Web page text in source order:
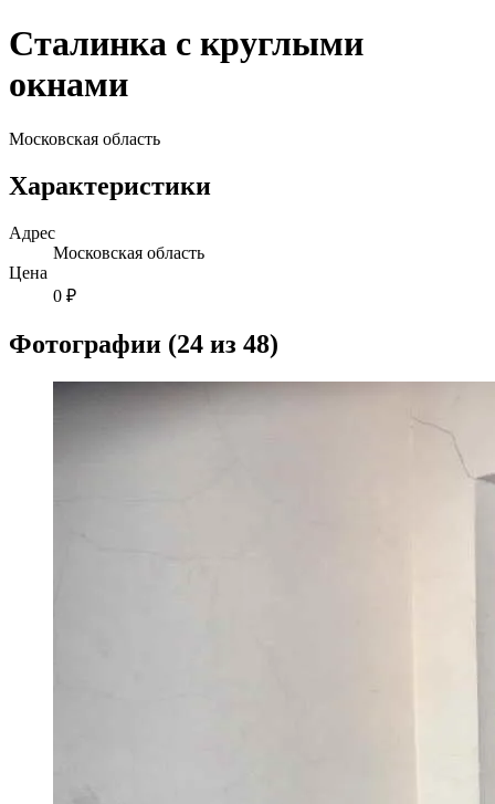
Сталинка с круглыми
окнами
Московская область
Характеристики
Адрес
Московская область
Цена
0 ₽
Фотографии (24 из 48)